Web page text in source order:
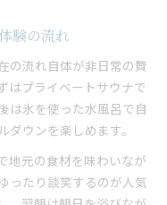
験の流れ
の流れ自体が非日常の贅
はプライベートサウナで
は氷を使った水風呂で自
ウンを楽しめます。
地元の食材を味わいなが
ったり談笑するのが人気